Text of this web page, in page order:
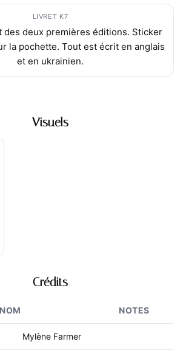
LIVRET K7
des deux premières éditions. Sticker
la pochette. Tout est écrit en anglais
et en ukrainien.
Visuels
Crédits
NOM NOTES
Mylène Farmer